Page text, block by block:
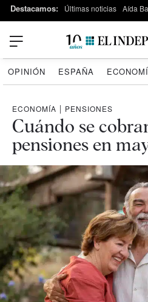
Destacamos: Últimas noticias Aída
OPINIÓN ESPAÑA
ECONOMÍA | PENSIONES
Cuándo se
pensiones en